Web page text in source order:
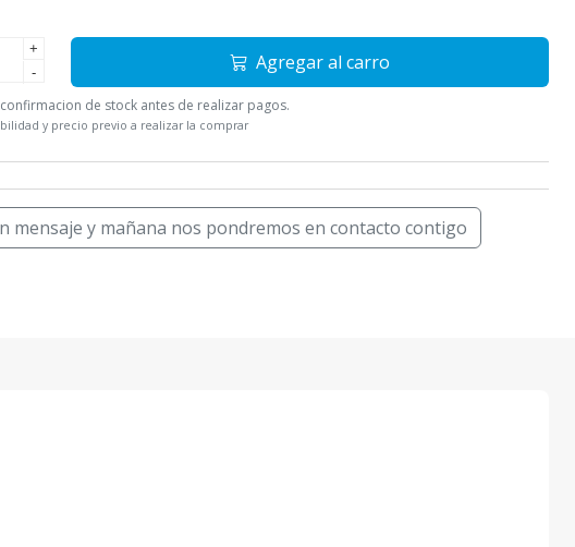
+
-
Agregar al carro
de stock antes de realizar pagos.
y precio previo a realizar la comprar
mensaje y mañana nos pondremos en contacto contigo